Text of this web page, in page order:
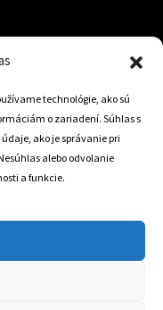
technológie, ako sú
o zariadení. Súhlas s
ako je správanie pri
alebo odvolanie
a funkcie.